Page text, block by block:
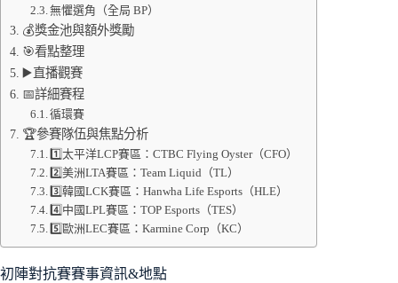
無懼選角（全局 BP）
💰獎金池與額外獎勵
🎯看點整理
▶️直播觀賽
📅詳細賽程
循環賽
🏆參賽隊伍與焦點分析
1️⃣太平洋LCP賽區：CTBC Flying Oyster（CFO）
2️⃣美洲LTA賽區：Team Liquid（TL）
3️⃣韓國LCK賽區：Hanwha Life Esports（HLE）
4️⃣中國LPL賽區：TOP Esports（TES）
5️⃣歐洲LEC賽區：Karmine Corp（KC）
初陣對抗賽賽事資訊&地點